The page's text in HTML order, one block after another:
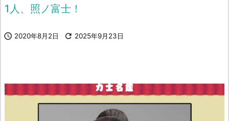
1人、照ノ富士！
 2020年8月2日  2025年9月23日